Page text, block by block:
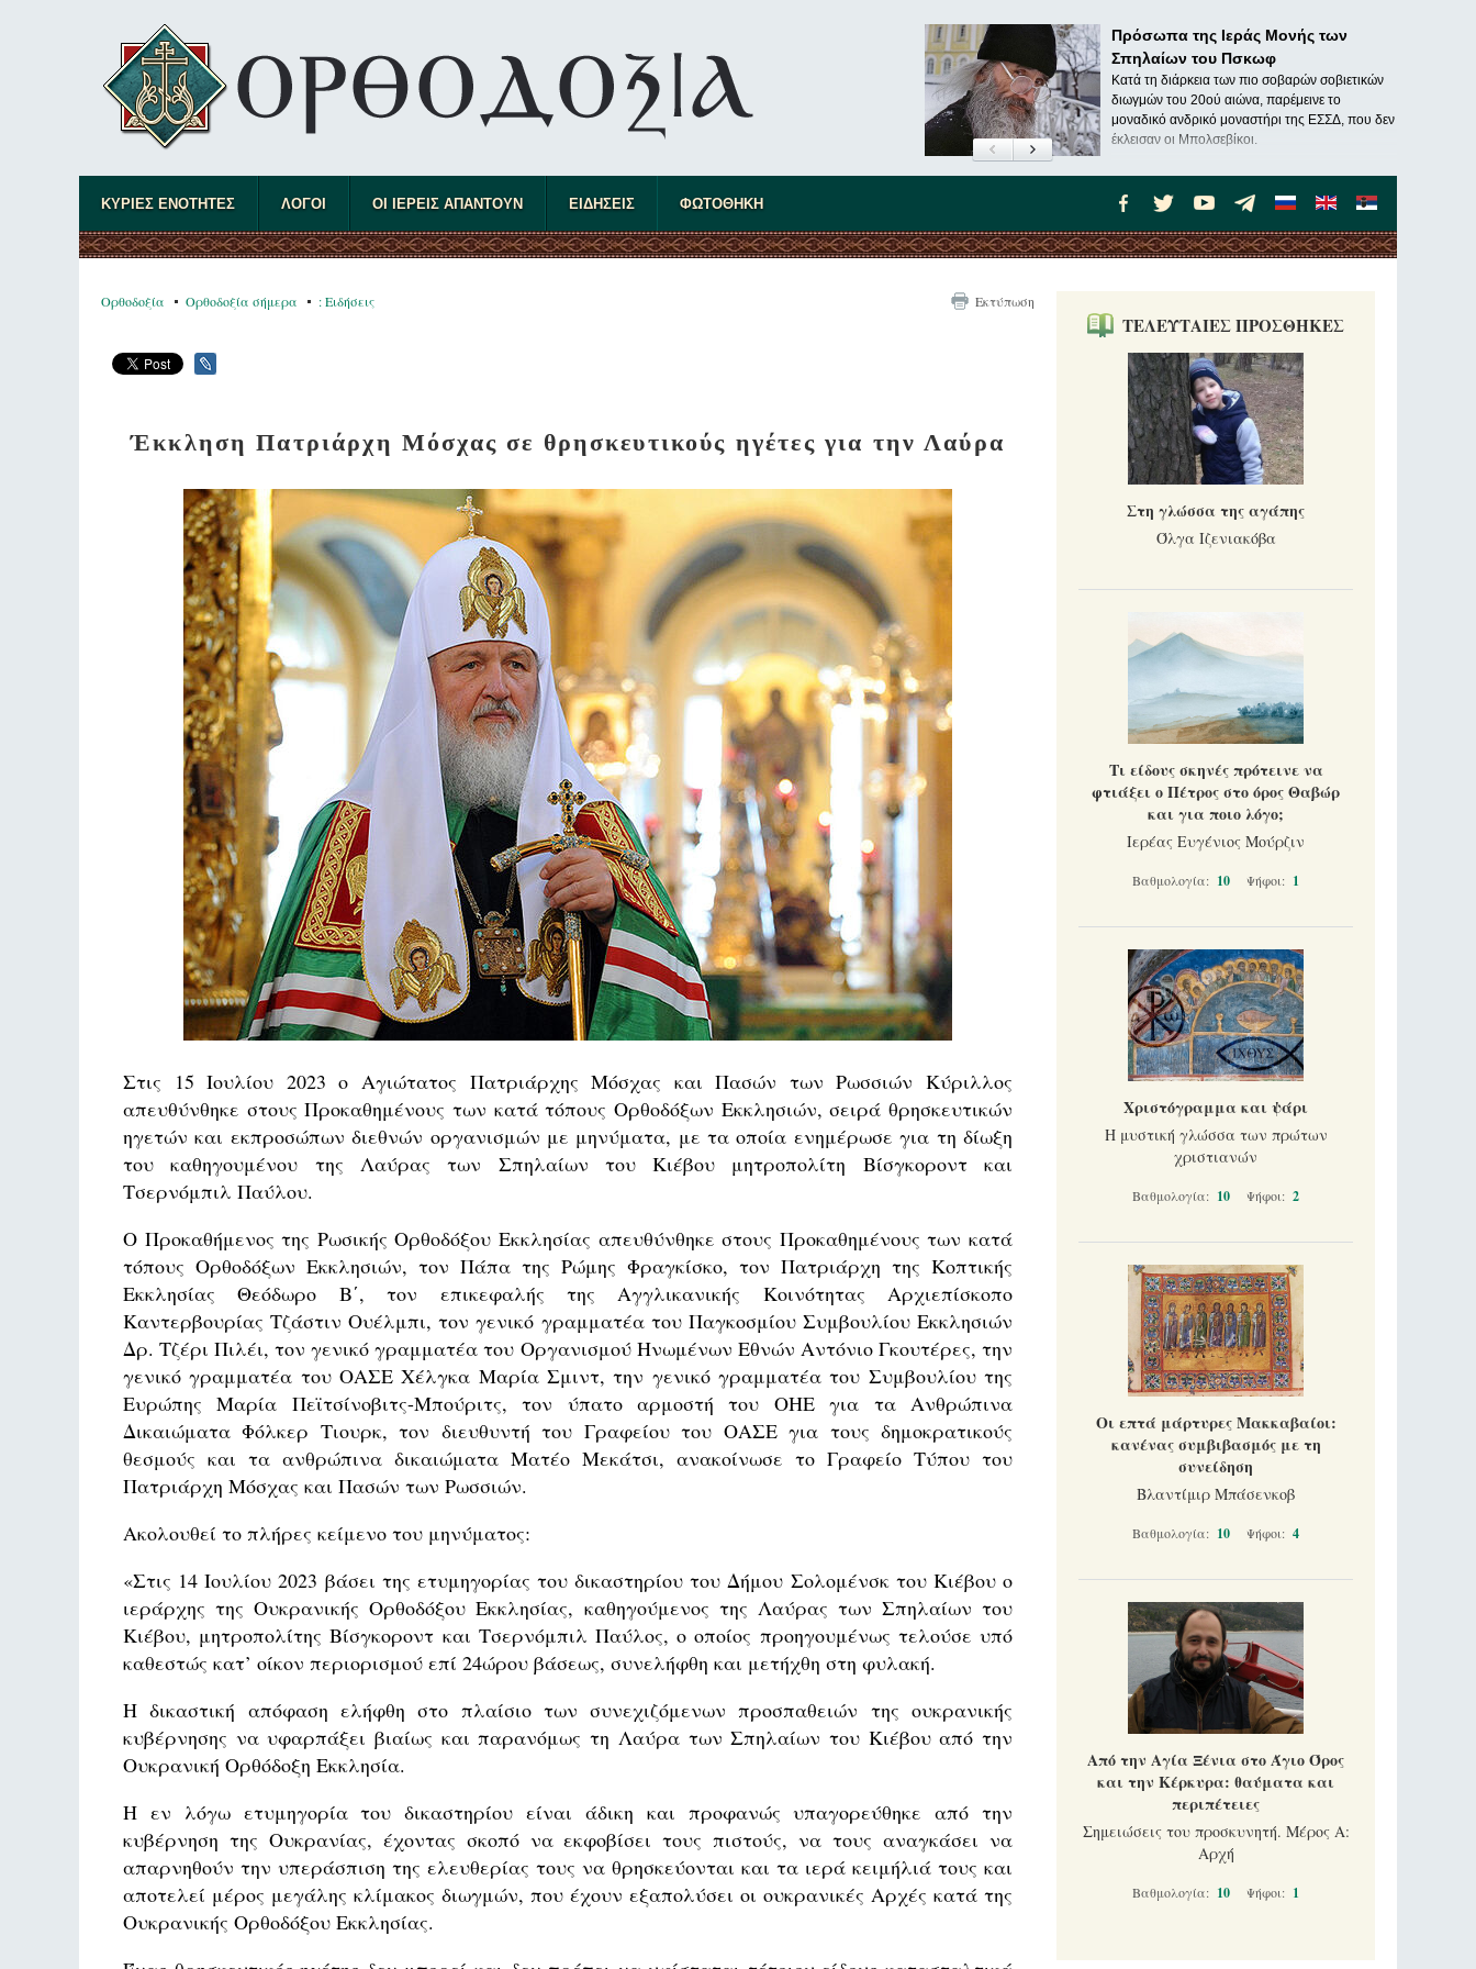
Πρόσωπα της Ιεράς Μονής των
Σπηλαίων του Πσκωφ
Κατά τη διάρκεια των πιο σοβαρών σοβιετικών
διωγμών του 20ού αιώνα, παρέμεινε το
μοναδικό ανδρικό μοναστήρι της ΕΣΣΔ, που δεν
έκλεισαν οι Μπολσεβίκοι.
ΚΥΡΙΕΣ ΕΝΟΤΗΤΕΣ ΛΟΓΟΙ ΟΙ ΙΕΡΕΙΣ ΑΠΑΝΤΟΥΝ ΕΙΔΗΣΕΙΣ ΦΩΤΟΘΗΚΗ
Ορθοδοξία Ορθοδοξία σήμερα : Ειδήσεις Εκτύπωση
Έκκληση Πατριάρχη Μόσχας σε θρησκευτικούς ηγέτες για την Λαύρα
Στις 15 Ιουλίου 2023 ο Αγιώτατος Πατριάρχης Μόσχας και Πασών των Ρωσσιών Κύριλλος
απευθύνθηκε στους Προκαθημένους των κατά τόπους Ορθοδόξων Εκκλησιών, σειρά θρησκευτικών
ηγετών και εκπροσώπων διεθνών οργανισμών με μηνύματα, με τα οποία ενημέρωσε για τη δίωξη
του καθηγουμένου της Λαύρας των Σπηλαίων του Κιέβου μητροπολίτη Βίσγκοροντ και
Τσερνόμπιλ Παύλου.
Ο Προκαθήμενος της Ρωσικής Ορθοδόξου Εκκλησίας απευθύνθηκε στους Προκαθημένους των κατά
τόπους Ορθοδόξων Εκκλησιών, τον Πάπα της Ρώμης Φραγκίσκο, τον Πατριάρχη της Κοπτικής
Εκκλησίας Θεόδωρο Β΄, τον επικεφαλής της Αγγλικανικής Κοινότητας Αρχιεπίσκοπο
Καντερβουρίας Τζάστιν Ουέλμπι, τον γενικό γραμματέα του Παγκοσμίου Συμβουλίου Εκκλησιών
Δρ. Τζέρι Πιλέι, τον γενικό γραμματέα του Οργανισμού Ηνωμένων Εθνών Αντόνιο Γκουτέρες, την
γενικό γραμματέα του ΟΑΣΕ Χέλγκα Μαρία Σμιντ, την γενικό γραμματέα του Συμβουλίου της
Ευρώπης Μαρία Πεϊτσίνοβιτς-Μπούριτς, τον ύπατο αρμοστή του ΟΗΕ για τα Ανθρώπινα
Δικαιώματα Φόλκερ Τιουρκ, τον διευθυντή του Γραφείου του ΟΑΣΕ για τους δημοκρατικούς
θεσμούς και τα ανθρώπινα δικαιώματα Ματέο Μεκάτσι, ανακοίνωσε το Γραφείο Τύπου του
Πατριάρχη Μόσχας και Πασών των Ρωσσιών.
Ακολουθεί το πλήρες κείμενο του μηνύματος:
«Στις 14 Ιουλίου 2023 βάσει της ετυμηγορίας του δικαστηρίου του Δήμου Σολομένσκ του Κιέβου ο
ιεράρχης της Ουκρανικής Ορθοδόξου Εκκλησίας, καθηγούμενος της Λαύρας των Σπηλαίων του
Κιέβου, μητροπολίτης Βίσγκοροντ και Τσερνόμπιλ Παύλος, ο οποίος προηγουμένως τελούσε υπό
καθεστώς κατ’ οίκον περιορισμού επί 24ώρου βάσεως, συνελήφθη και μετήχθη στη φυλακή.
Η δικαστική απόφαση ελήφθη στο πλαίσιο των συνεχιζόμενων προσπαθειών της ουκρανικής
κυβέρνησης να υφαρπάξει βιαίως και παρανόμως τη Λαύρα των Σπηλαίων του Κιέβου από την
Ουκρανική Ορθόδοξη Εκκλησία.
Η εν λόγω ετυμηγορία του δικαστηρίου είναι άδικη και προφανώς υπαγορεύθηκε από την
κυβέρνηση της Ουκρανίας, έχοντας σκοπό να εκφοβίσει τους πιστούς, να τους αναγκάσει να
απαρνηθούν την υπεράσπιση της ελευθερίας τους να θρησκεύονται και τα ιερά κειμήλιά τους και
αποτελεί μέρος μεγάλης κλίμακος διωγμών, που έχουν εξαπολύσει οι ουκρανικές Αρχές κατά της
Ουκρανικής Ορθοδόξου Εκκλησίας.
ΤΕΛΕΥΤΑΙΕΣ ΠΡΟΣΘΗΚΕΣ
Στη γλώσσα της αγάπης
Όλγα Ιζενιακόβα
Τι είδους σκηνές πρότεινε να
φτιάξει ο Πέτρος στο όρος Θαβώρ
και για ποιο λόγο;
Ιερέας Ευγένιος Μούρζιν
Βαθμολογία: 10 Ψήφοι: 1
Χριστόγραμμα και ψάρι
Η μυστική γλώσσα των πρώτων
χριστιανών
Βαθμολογία: 10 Ψήφοι: 2
Οι επτά μάρτυρες Μακκαβαίοι:
κανένας συμβιβασμός με τη
συνείδηση
Βλαντίμιρ Μπάσενκοβ
Βαθμολογία: 10 Ψήφοι: 4
Από την Αγία Ξένια στο Άγιο Όρος
και την Κέρκυρα: θαύματα και
περιπέτειες
Σημειώσεις του προσκυνητή. Μέρος Α:
Αρχή
Βαθμολογία: 10 Ψήφοι: 1